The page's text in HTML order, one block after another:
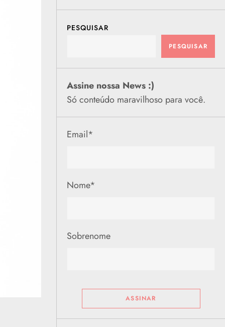
PESQUISAR
PESQUISAR
Assine nossa News :)
Só conteúdo maravilhoso para você.
Email*
Nome*
Sobrenome